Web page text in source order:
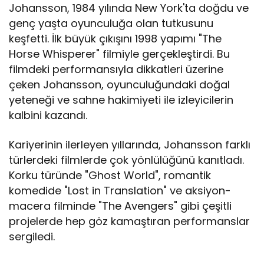
Johansson, 1984 yılında New York'ta doğdu ve
genç yaşta oyunculuğa olan tutkusunu
keşfetti. İlk büyük çıkışını 1998 yapımı "The
Horse Whisperer" filmiyle gerçekleştirdi. Bu
filmdeki performansıyla dikkatleri üzerine
çeken Johansson, oyunculuğundaki doğal
yeteneği ve sahne hakimiyeti ile izleyicilerin
kalbini kazandı.
Kariyerinin ilerleyen yıllarında, Johansson farklı
türlerdeki filmlerde çok yönlülüğünü kanıtladı.
Korku türünde "Ghost World", romantik
komedide "Lost in Translation" ve aksiyon-
macera filminde "The Avengers" gibi çeşitli
projelerde hep göz kamaştıran performanslar
sergiledi.